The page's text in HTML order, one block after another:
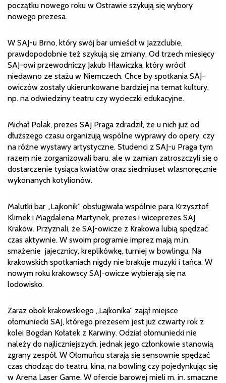
początku nowego roku w Ostrawie szykują się wybory
nowego prezesa.
W SAJ-u Brno, który swój bar umieścił w Jazzclubie,
prawdopodobnie też szykują się zmiany. Od trzech miesięcy
SAJ-owi przewodniczy Jakub Hławiczka, który wrócił
niedawno ze stażu w Niemczech. Chce by spotkania SAJ-
owiczów zostały ukierunkowane bardziej na temat kultury,
np. na odwiedziny teatru czy wycieczki edukacyjne.
Michał Polak, prezes SAJ Praga zdradził, że u nich już od
dłuższego czasu organizują wspólne wyprawy do opery, czy
na różne wystawy artystyczne. Studenci z SAJ-u Praga tym
razem nie zorganizowali baru, ale w zamian zatroszczyli się o
dostarczenie tysiąca kwiatów oraz siedmiuset własnoręcznie
wykonanych kotylionów.
Malutki bar „Lajkonik” obsługiwała wspólnie para Krzysztof
Klimek i Magdalena Martynek, prezes i wiceprezes SAJ
Kraków. Przyznali, że SAJ-owicze z Krakowa lubią spędzać
czas aktywnie. W swoim programie imprez mają m.in.
smażenie jajecznicy, kreplikówkę, turniej w bowlingu. Na
krakowskich spotkaniach nigdy nie brakuje muzyki i tańca. W
nowym roku krakowscy SAJ-owicze wybierają się na
lodowisko.
Zaraz obok krakowskiego „Lajkonika” zajął miejsce
ołomuniecki SAJ, którego prezesem jest już czwarty rok z
kolei Bogdan Kołatek z Karwiny. Odział ołomuniecki nie
należy do najliczniejszych, jednak jego członkowie stanowią
zgrany zespół. W Ołomuńcu starają się sensownie spędzać
czas chodząc do teatru, kina, na bowling czy pojedynkując się
w Arena Laser Game. W ofercie barowej mieli m. in. smaczne